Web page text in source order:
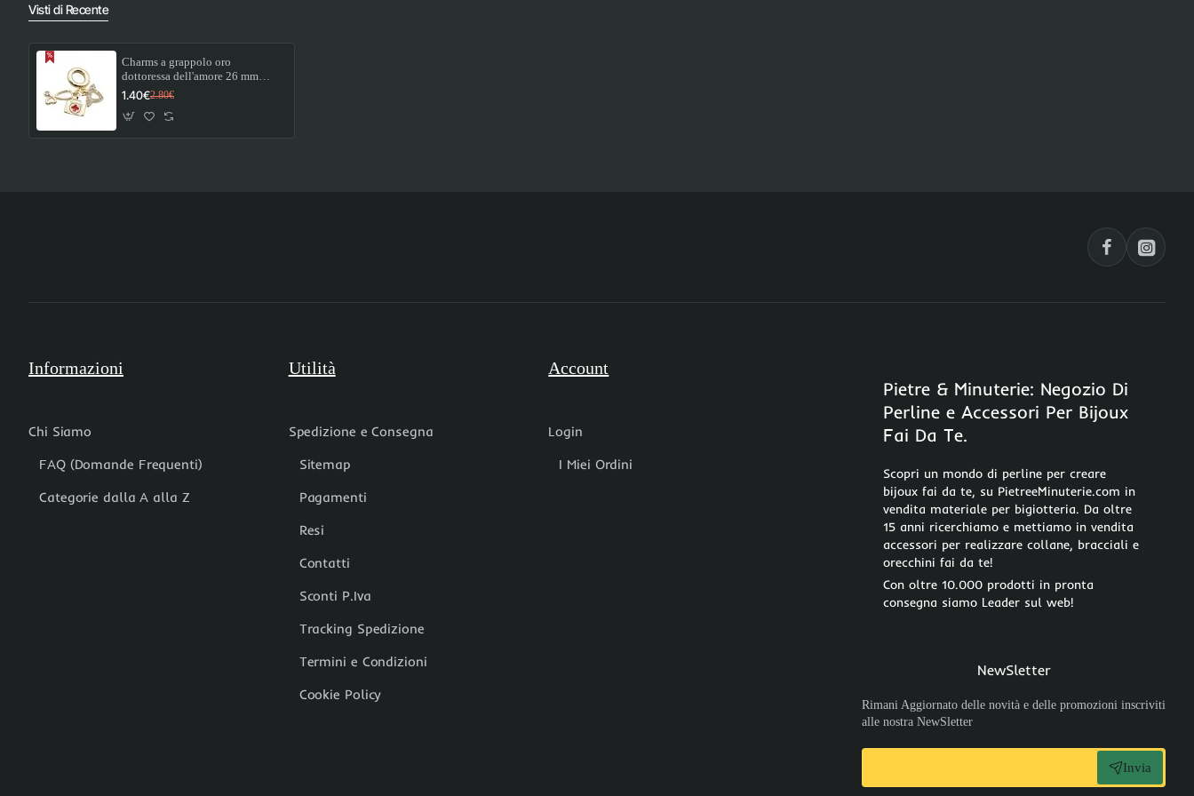
Visti di Recente
Charms a grappolo oro
dottoressa dell'amore 26 mm
conf. 1 pz
1.40€2.80€
Informazioni
Chi Siamo
FAQ (Domande Frequenti)
Categorie dalla A alla Z
Utilità
Spedizione e Consegna
Sitemap
Pagamenti
Resi
Contatti
Sconti P.Iva
Tracking Spedizione
Termini e Condizioni
Cookie Policy
Account
Login
I Miei Ordini
Pietre & Minuterie: Negozio Di
Perline e Accessori Per Bijoux
Fai Da Te.
Scopri un mondo di perline per creare
bijoux fai da te, su PietreeMinuterie.com in
vendita materiale per bigiotteria. Da oltre
15 anni ricerchiamo e mettiamo in vendita
accessori per realizzare collane, bracciali e
orecchini fai da te!
Con oltre 10.000 prodotti in pronta
consegna siamo Leader sul web!
NewSletter
Rimani Aggiornato delle novità e delle promozioni inscriviti
alle nostra NewSletter
Invia